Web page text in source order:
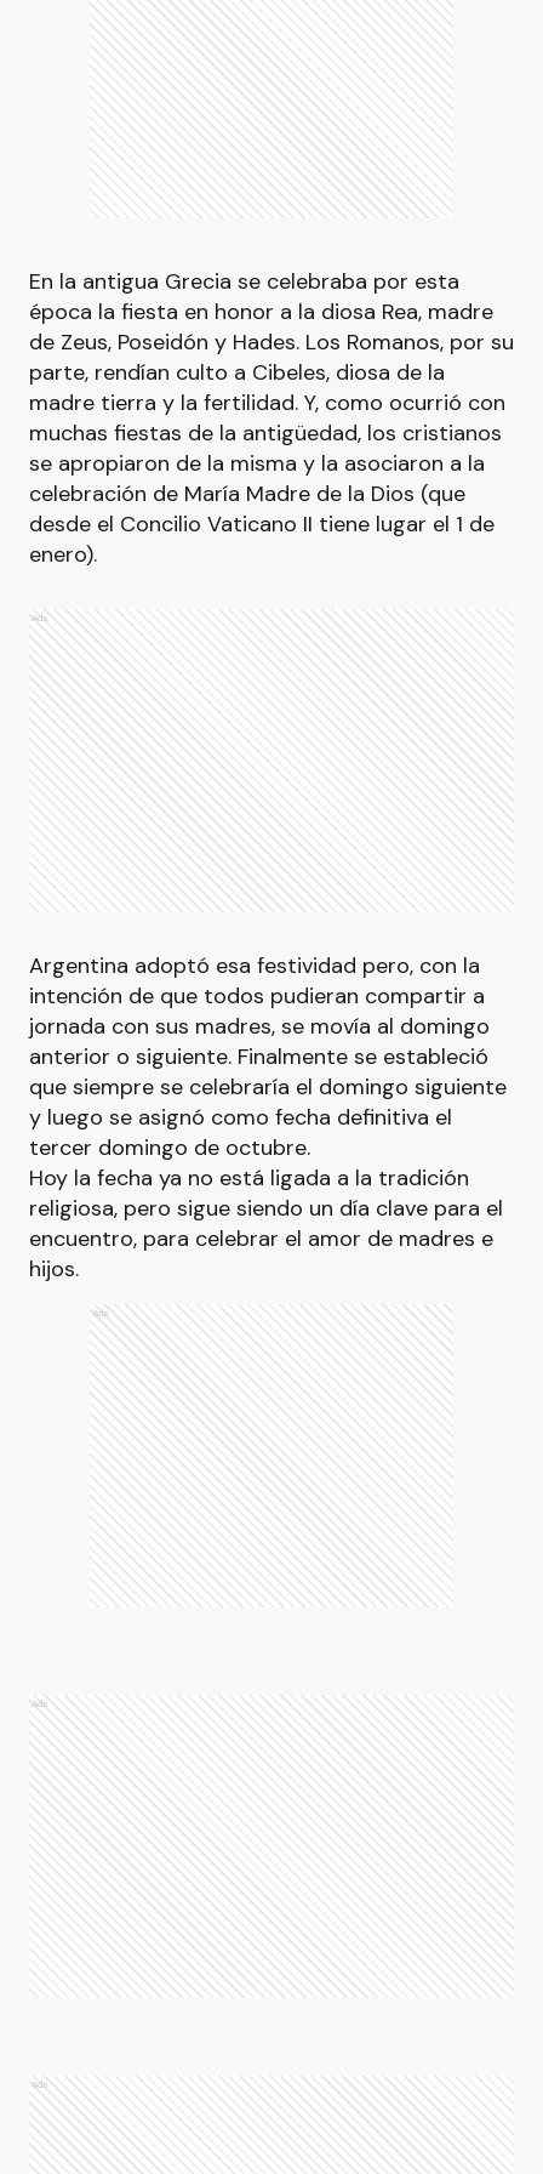
En la antigua Grecia se celebraba por esta
época la fiesta en honor a la diosa Rea, madre
de Zeus, Poseidón y Hades. Los Romanos, por su
parte, rendían culto a Cibeles, diosa de la
madre tierra y la fertilidad. Y, como ocurrió con
muchas fiestas de la antigüedad, los cristianos
se apropiaron de la misma y la asociaron a la
celebración de María Madre de la Dios (que
desde el Concilio Vaticano II tiene lugar el 1 de
enero).
Ads
Argentina adoptó esa festividad pero, con la
intención de que todos pudieran compartir a
jornada con sus madres, se movía al domingo
anterior o siguiente. Finalmente se estableció
que siempre se celebraría el domingo siguiente
y luego se asignó como fecha definitiva el
tercer domingo de octubre.
Hoy la fecha ya no está ligada a la tradición
religiosa, pero sigue siendo un día clave para el
encuentro, para celebrar el amor de madres e
hijos.
Ads
Ads
Ads